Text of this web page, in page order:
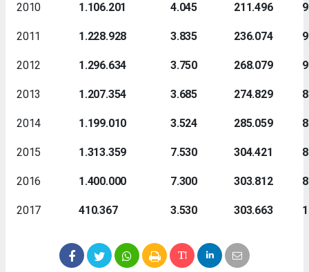
2010 1.106.201 4.045 211.496
2011 1.228.928 3.835 236.074
2012 1.296.634 3.750 268.079
2013 1.207.354 3.685 274.829
2014 1.199.010 3.524 285.059
2015 1.313.359 7.530 304.421
2016 1.400.000 7.300 303.812
2017 410.367 3.530 303.663